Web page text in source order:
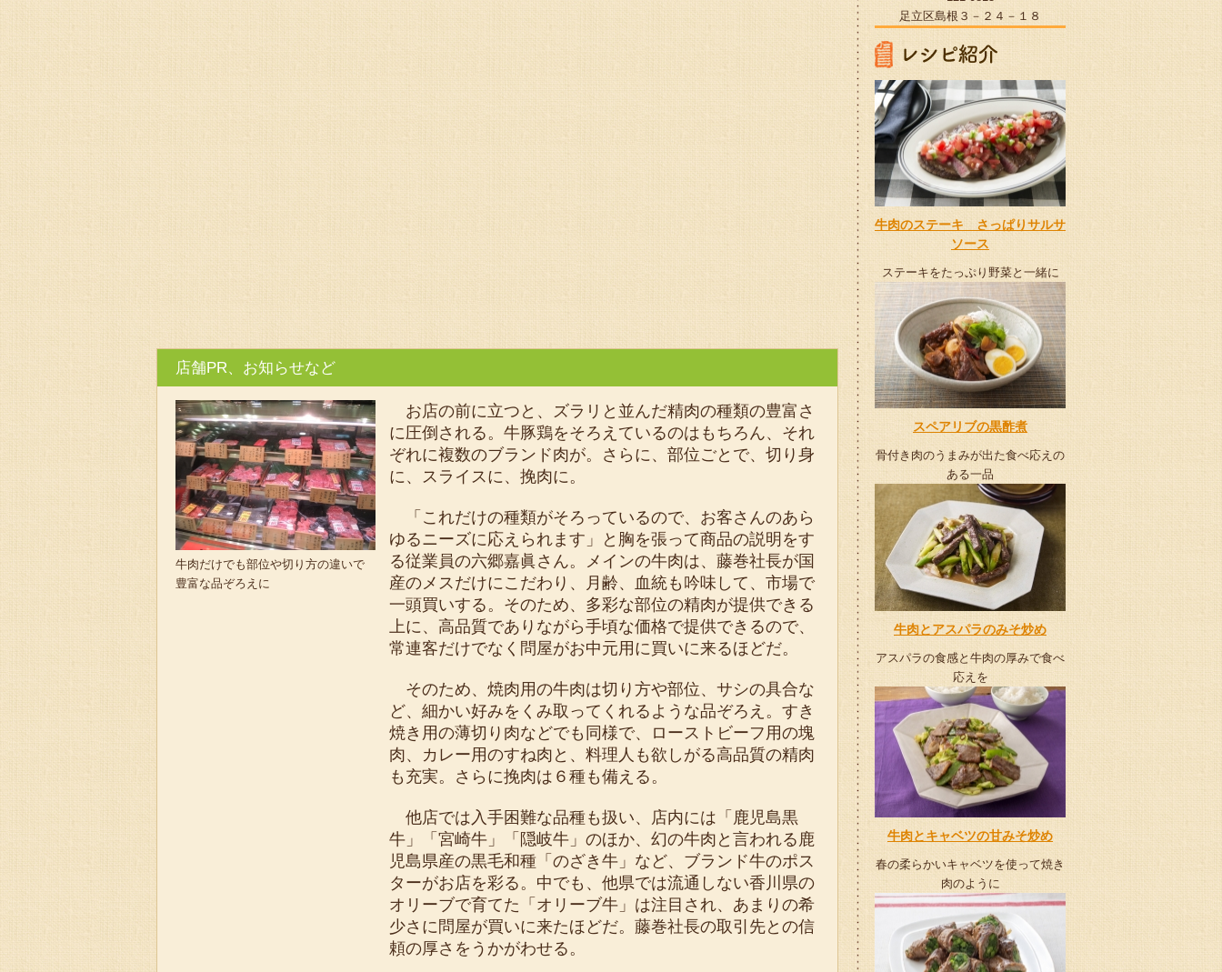
店舗PR、お知らせなど
牛肉だけでも部位や切り方の違いで
豊富な品ぞろえに
お店の前に立つと、ズラリと並んだ精肉の種類の豊富さ
に圧倒される。牛豚鶏をそろえているのはもちろん、それ
ぞれに複数のブランド肉が。さらに、部位ごとで、切り身
に、スライスに、挽肉に。
「これだけの種類がそろっているので、お客さんのあら
ゆるニーズに応えられます」と胸を張って商品の説明をす
る従業員の六郷嘉眞さん。メインの牛肉は、藤巻社長が国
産のメスだけにこだわり、月齢、血統も吟味して、市場で
一頭買いする。そのため、多彩な部位の精肉が提供できる
上に、高品質でありながら手頃な価格で提供できるので、
常連客だけでなく問屋がお中元用に買いに来るほどだ。
そのため、焼肉用の牛肉は切り方や部位、サシの具合な
ど、細かい好みをくみ取ってくれるような品ぞろえ。すき
焼き用の薄切り肉などでも同様で、ローストビーフ用の塊
肉、カレー用のすね肉と、料理人も欲しがる高品質の精肉
も充実。さらに挽肉は６種も備える。
他店では入手困難な品種も扱い、店内には「鹿児島黒
牛」「宮崎牛」「隠岐牛」のほか、幻の牛肉と言われる鹿
児島県産の黒毛和種「のざき牛」など、ブランド牛のポス
ターがお店を彩る。中でも、他県では流通しない香川県の
オリーブで育てた「オリーブ牛」は注目され、あまりの希
少さに問屋が買いに来たほどだ。藤巻社長の取引先との信
頼の厚さをうかがわせる。
足立区島根３－２４－１８
牛肉のステーキ さっぱりサルサ
ソース
ステーキをたっぷり野菜と一緒に
スペアリブの黒酢煮
骨付き肉のうまみが出た食べ応えの
ある一品
牛肉とアスパラのみそ炒め
アスパラの食感と牛肉の厚みで食べ
応えを
牛肉とキャベツの甘みそ炒め
春の柔らかいキャベツを使って焼き
肉のように